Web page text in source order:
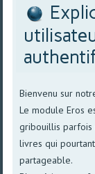
Bienvenu sur
Le module Eros
gribouillis parfois
livres qui
partageable.